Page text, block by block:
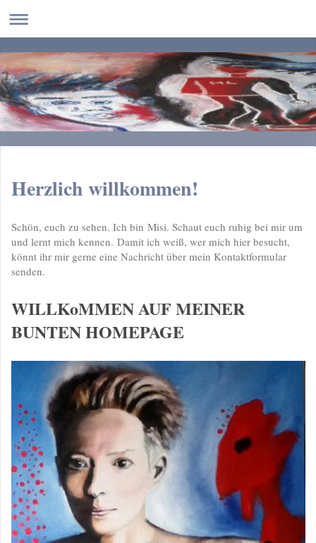
Herzlich willkommen!
Schön, euch zu sehen. Ich bin Misi. Schaut euch ruhig bei mir um
und lernt mich kennen. Damit ich weiß, wer mich hier besucht,
könnt ihr mir gerne eine Nachricht über mein Kontaktformular
senden.
WILLKoMMEN AUF MEINER
BUNTEN HOMEPAGE